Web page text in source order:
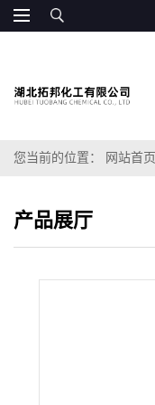
您当前的位置： 网站首页
产品展厅